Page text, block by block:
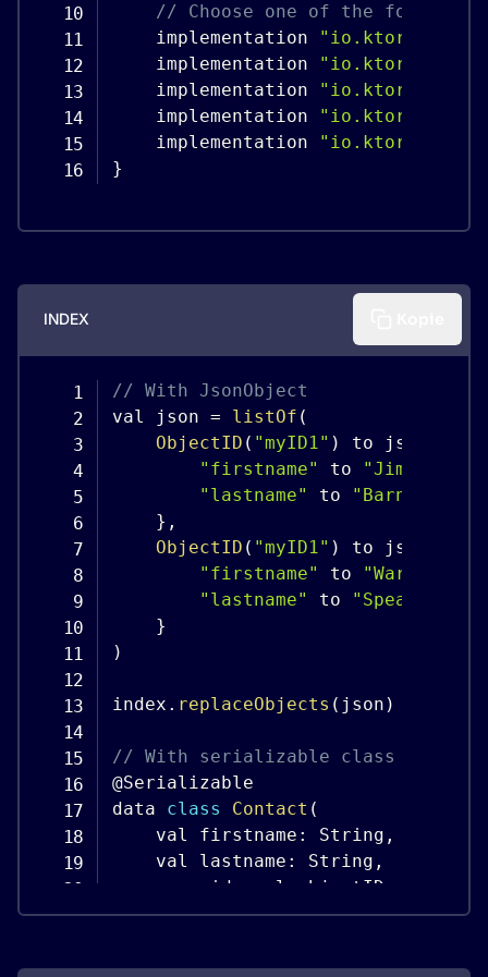
// Choose one of the following
    implementation
"io.ktor:ktor-
    implementation
"io.ktor:ktor-
    implementation
"io.ktor:ktor-
    implementation
"io.ktor:ktor-
    implementation
"io.ktor:ktor-
}
INDEX
// With JsonObject
val json = listOf (
ObjectID ( "myID1" ) to json
"firstname"
to
"Jimmie"
"lastname"
to
"Barninger"
} ,
ObjectID ( "myID1" ) to json
"firstname"
to
"Warren"
"lastname"
to
"Speach"
}
)
index . replaceObjects ( json )
// With serializable class
@Serializable
data class Contact (
    val firstname
: String ,
    val lastname
: String ,
    override val objectID
) : Indexable
val contacts = listOf( Contact